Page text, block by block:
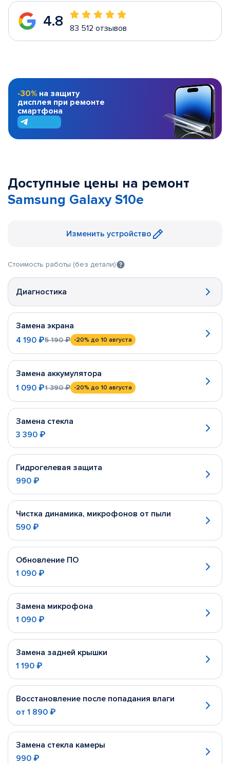
4.8 83 512 отзывов
-30% на защиту
дисплея при ремонте
смартфона
Доступные цены на ремонт
Samsung Galaxy S10e
Изменить устройство
Стоимость работы (без детали)
Диагностика
Замена экрана
4 190 ₽5 190 ₽ -20% до 10 августа
Замена аккумулятора
1 090 ₽1 390 ₽ -20% до 10 августа
Замена стекла
3 390 ₽
Гидрогелевая защита
990 ₽
Чистка динамика, микрофонов от пыли
590 ₽
Обновление ПО
1 090 ₽
Замена микрофона
1 090 ₽
Замена задней крышки
1 190 ₽
Восстановление после попадания влаги
от 1 890 ₽
Замена стекла камеры
990 ₽